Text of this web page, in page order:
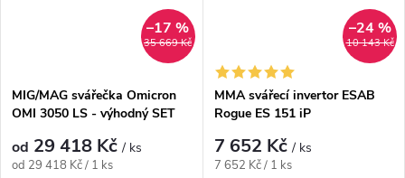
35 669 Kč
–17 %
MIG/MAG svářečka Omicron
OMI 3050 LS - výhodný SET
od 29 418 Kč/ ks
Měrná cena:
od 29 418 Kč / 1 ks
10 143 Kč
–24 %
MMA svářecí invertor ESAB
Rogue ES 151 iP
7 652 Kč/ ks
Měrná cena:
7 652 Kč / 1 ks